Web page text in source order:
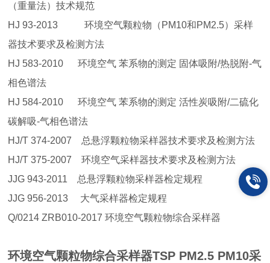
（重量法）技术规范
HJ 93-2013 环境空气颗粒物（PM10和PM2.5）采样
器技术要求及检测方法
HJ 583-2010 环境空气 苯系物的测定 固体吸附/热脱附-气
相色谱法
HJ 584-2010 环境空气 苯系物的测定 活性炭吸附/二硫化
碳解吸-气相色谱法
HJ/T 374-2007 总悬浮颗粒物采样器技术要求及检测方法
HJ/T 375-2007 环境空气采样器技术要求及检测方法
JJG 943-2011 总悬浮颗粒物采样器检定规程
JJG 956-2013 大气采样器检定规程
Q/0214 ZRB010-2017 环境空气颗粒物综合采样器
环境空气颗粒物综合采样器TSP PM2.5 PM10采